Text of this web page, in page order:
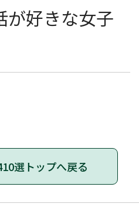
が好きな女子
選トップへ戻る